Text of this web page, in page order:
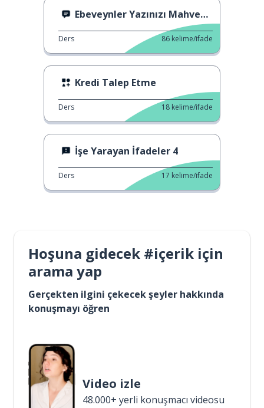
Ebeveynler Yazınızı Mahvederse
Ders 86 kelime/ifade
Kredi Talep Etme
Ders 18 kelime/ifade
İşe Yarayan İfadeler 4
Ders 17 kelime/ifade
Hoşuna gidecek #içerik için
arama yap
Gerçekten ilgini çekecek şeyler hakkında
konuşmayı öğren
Video izle
48.000+ yerli konuşmacı videosu